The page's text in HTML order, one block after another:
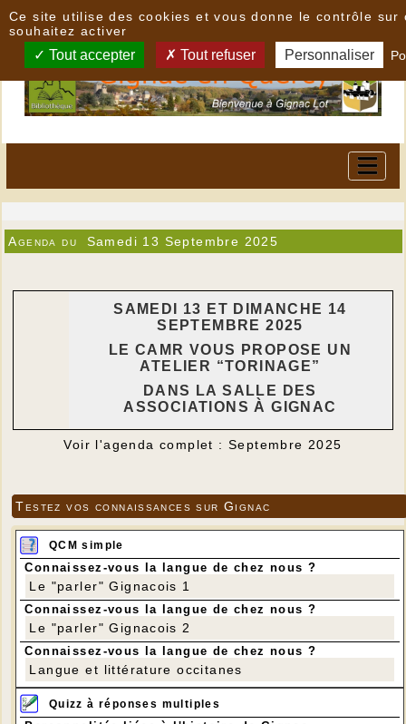
Agenda du Samedi 13 Septembre 2025
SAMEDI 13 ET DIMANCHE 14
SEPTEMBRE 2025
LE CAMR VOUS PROPOSE UN
ATELIER “TORINAGE”
DANS LA SALLE DES
ASSOCIATIONS À GIGNAC
Voir l'agenda complet : Septembre 2025
Testez vos connaissances sur Gignac
QCM simple
Connaissez-vous la langue de chez nous ?
Le "parler" Gignacois 1
Connaissez-vous la langue de chez nous ?
Le "parler" Gignacois 2
Connaissez-vous la langue de chez nous ?
Langue et littérature occitanes
Quizz à réponses multiples
Ce site utilise des cookies et vous donne le contrôle sur
souhaitez activer
Tout accepter Tout refuser Personnaliser